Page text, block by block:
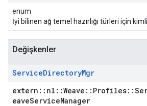
enum
İyi bilinen ağ temel hazırlığı türleri için
Değişkenler
ServiceDirectoryMgr
eaveServiceManager